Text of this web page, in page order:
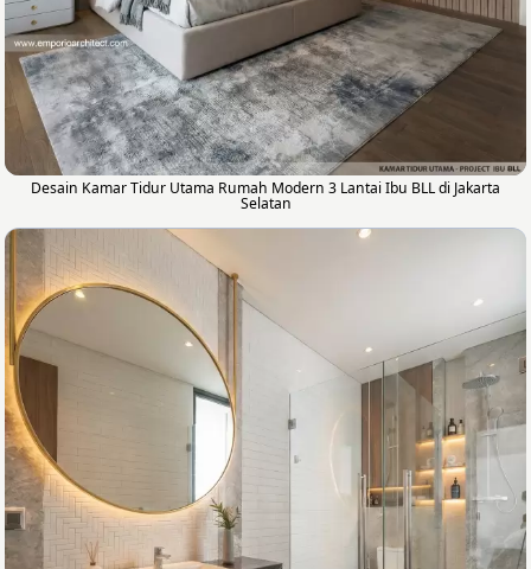
Desain Kamar Tidur Utama Rumah Modern 3 Lantai Ibu BLL di Jakarta
Selatan